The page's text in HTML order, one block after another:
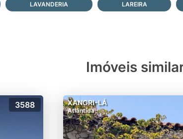
LAVANDERIA LAREIRA
Imóveis
3588 XANGRI-LÁ
Atlântida